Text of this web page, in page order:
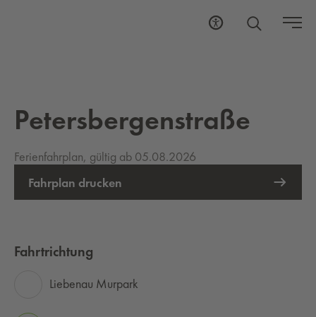
Petersbergenstraße
Ferienfahrplan, gültig ab 05.08.2026
Fahrplan drucken
Fahrtrichtung
Liebenau Murpark